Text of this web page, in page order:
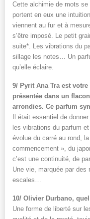
Cette alchimie de mots se
portent en eux une
viennent au fur et à
s’être imposé. Le petit
suite*. Les vibrations du
sillage les notes… Un
qu’elle éclaire.
9/ Pyrit Ana Tra est
présentée dans un
arrondies. Ce parfum
Il était essentiel de
les vibrations du parfum
évolue du carré au rond,
commencement », du
c’est une continuité, de
Une vie, marquée par
escales…
10/ Olivier Durbano,
Une forme de liberté sur